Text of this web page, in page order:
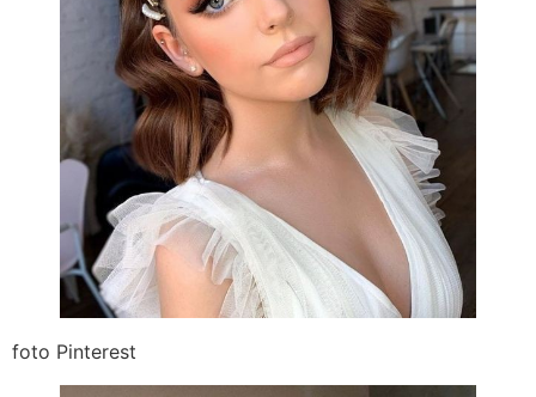
foto Pinterest